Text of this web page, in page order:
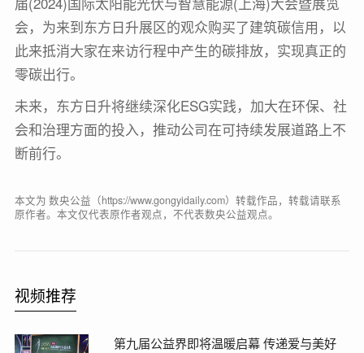
会，为来到东方日升展区的观众购买了建筑碳信用，以
此来抵消大家在来访行程中产生的碳排放，实现真正的
零碳出行。
未来，东方日升将继续深化ESG实践，加大在环保、社
会和治理方面的投入，推动公司在可持续发展道路上不
断前行。
本文为 数央公益（https://www.gongyidaily.com）转载作品，转载请联系
原作者。本文仅代表原作者观点，不代表数央公益观点。
视频推荐
第九届公益界即将温暖启幕 传递爱与美好